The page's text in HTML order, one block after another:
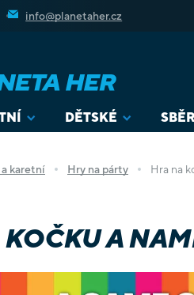
info@planetaher.cz
DĚTSKÉ
karetní Hry na párty Hra na
A